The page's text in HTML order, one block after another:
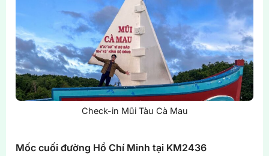
Check-in Mũi Tàu Cà Mau
Mốc cuối đường Hồ Chí Minh tại KM2436